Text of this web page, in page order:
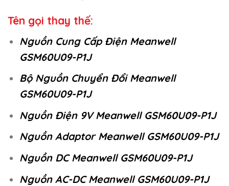
Tên gọi thay thế:
Nguồn Cung Cấp Điện Meanwell
GSM60U09-P1J
Bộ Nguồn Chuyển Đổi Meanwell
GSM60U09-P1J
Nguồn Điện 9V Meanwell GSM60U09-P1J
Nguồn Adaptor Meanwell GSM60U09-P1J
Nguồn DC Meanwell GSM60U09-P1J
Nguồn AC-DC Meanwell GSM60U09-P1J